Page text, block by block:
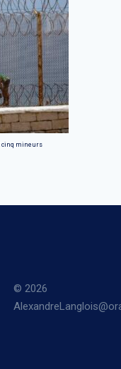
cinq mineurs
© 2026